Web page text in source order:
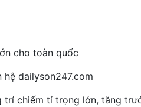
cho toàn quốc
dailyson247.com
trí chiếm tỉ trọng lớn, tăng